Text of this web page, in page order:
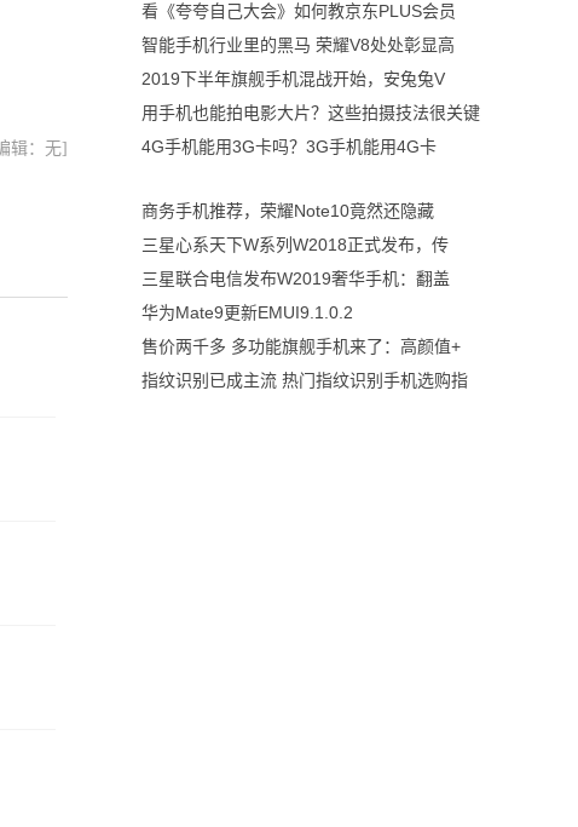
辑：无]
看《夸夸自己大会》如何教京东PLUS会员
智能手机行业里的黑马 荣耀V8处处彰显高
2019下半年旗舰手机混战开始，安兔兔V
用手机也能拍电影大片？这些拍摄技法很关键
4G手机能用3G卡吗？3G手机能用4G卡
商务手机推荐，荣耀Note10竟然还隐藏
三星心系天下W系列W2018正式发布，传
三星联合电信发布W2019奢华手机：翻盖
华为Mate9更新EMUI9.1.0.2
售价两千多 多功能旗舰手机来了：高颜值+
指纹识别已成主流 热门指纹识别手机选购指